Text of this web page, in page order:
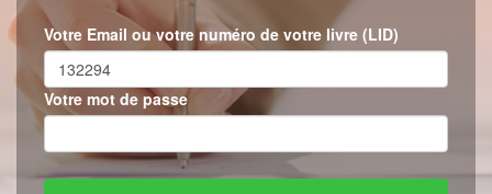
Votre Email ou votre numéro de votre livre (LID)
Votre mot de passe